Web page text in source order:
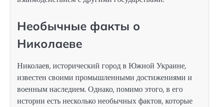
Необычные факты о
Николаеве
Николаев, исторический город в Южной Украине,
известен своими промышленными достижениями и
военным наследием. Однако, помимо этого, в его
истории есть несколько необычных фактов, которые